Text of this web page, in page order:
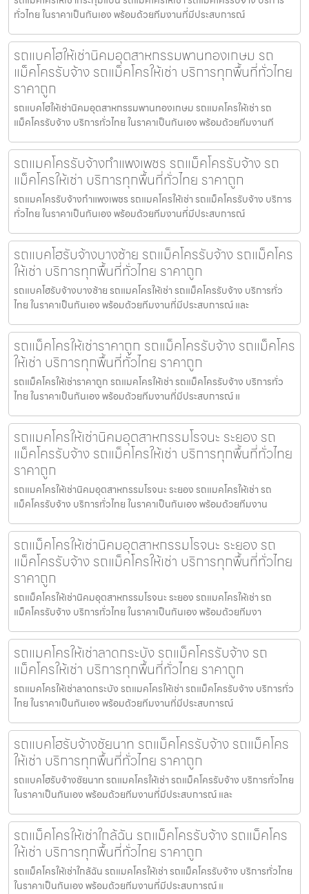
ทั่วไทย ในราคาเป็นกันเอง พร้อมด้วยทีมงานที่มีประสบการณ์
รถแบคโฮให้เช่านิคมอุตสาหกรรมพานทองเกษม รถ
แม็คโครรับจ้าง รถแม็คโครให้เช่า บริการทุกพื้นที่ทั่วไทย
ราคาถูก
รถแบคโฮให้เช่านิคมอุตสาหกรรมพานทองเกษม รถแมคโครให้เช่า รถ
แม็คโครรับจ้าง บริการทั่วไทย ในราคาเป็นกันเอง พร้อมด้วยทีมงานที
รถแมคโครรับจ้างกำแพงเพชร รถแม็คโครรับจ้าง รถ
แม็คโครให้เช่า บริการทุกพื้นที่ทั่วไทย ราคาถูก
รถแมคโครรับจ้างกำแพงเพชร รถแมคโครให้เช่า รถแม็คโครรับจ้าง บริการ
ทั่วไทย ในราคาเป็นกันเอง พร้อมด้วยทีมงานที่มีประสบการณ์
รถแบคโฮรับจ้างบางซ้าย รถแม็คโครรับจ้าง รถแม็คโคร
ให้เช่า บริการทุกพื้นที่ทั่วไทย ราคาถูก
รถแบคโฮรับจ้างบางซ้าย รถแมคโครให้เช่า รถแม็คโครรับจ้าง บริการทั่ว
ไทย ในราคาเป็นกันเอง พร้อมด้วยทีมงานที่มีประสบการณ์ และ
รถแม็คโครให้เช่าราคาถูก รถแม็คโครรับจ้าง รถแม็คโคร
ให้เช่า บริการทุกพื้นที่ทั่วไทย ราคาถูก
รถแม็คโครให้เช่าราคาถูก รถแมคโครให้เช่า รถแม็คโครรับจ้าง บริการทั่ว
ไทย ในราคาเป็นกันเอง พร้อมด้วยทีมงานที่มีประสบการณ์ แ
รถแมคโครให้เช่านิคมอุตสาหกรรมโรจนะ ระยอง รถ
แม็คโครรับจ้าง รถแม็คโครให้เช่า บริการทุกพื้นที่ทั่วไทย
ราคาถูก
รถแมคโครให้เช่านิคมอุตสาหกรรมโรจนะ ระยอง รถแมคโครให้เช่า รถ
แม็คโครรับจ้าง บริการทั่วไทย ในราคาเป็นกันเอง พร้อมด้วยทีมงาน
รถแม็คโครให้เช่านิคมอุตสาหกรรมโรจนะ ระยอง รถ
แม็คโครรับจ้าง รถแม็คโครให้เช่า บริการทุกพื้นที่ทั่วไทย
ราคาถูก
รถแม็คโครให้เช่านิคมอุตสาหกรรมโรจนะ ระยอง รถแมคโครให้เช่า รถ
แม็คโครรับจ้าง บริการทั่วไทย ในราคาเป็นกันเอง พร้อมด้วยทีมงา
รถแมคโครให้เช่าลาดกระบัง รถแม็คโครรับจ้าง รถ
แม็คโครให้เช่า บริการทุกพื้นที่ทั่วไทย ราคาถูก
รถแมคโครให้เช่าลาดกระบัง รถแมคโครให้เช่า รถแม็คโครรับจ้าง บริการทั่ว
ไทย ในราคาเป็นกันเอง พร้อมด้วยทีมงานที่มีประสบการณ์
รถแบคโฮรับจ้างชัยนาท รถแม็คโครรับจ้าง รถแม็คโคร
ให้เช่า บริการทุกพื้นที่ทั่วไทย ราคาถูก
รถแบคโฮรับจ้างชัยนาท รถแมคโครให้เช่า รถแม็คโครรับจ้าง บริการทั่วไทย
ในราคาเป็นกันเอง พร้อมด้วยทีมงานที่มีประสบการณ์ และ
รถแม็คโครให้เช่าใกล้ฉัน รถแม็คโครรับจ้าง รถแม็คโคร
ให้เช่า บริการทุกพื้นที่ทั่วไทย ราคาถูก
รถแม็คโครให้เช่าใกล้ฉัน รถแมคโครให้เช่า รถแม็คโครรับจ้าง บริการทั่วไทย
ในราคาเป็นกันเอง พร้อมด้วยทีมงานที่มีประสบการณ์ แ